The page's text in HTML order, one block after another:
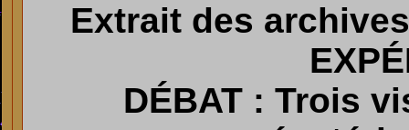
Extrait des
DÉBAT : Trois